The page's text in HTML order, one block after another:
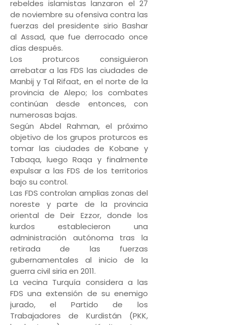
rebeldes islamistas lanzaron el 27
de noviembre su ofensiva contra las
fuerzas del presidente sirio Bashar
al Assad, que fue derrocado once
días después.
Los proturcos consiguieron
arrebatar a las FDS las ciudades de
Manbij y Tal Rifaat, en el norte de la
provincia de Alepo; los combates
continúan desde entonces, con
numerosas bajas.
Según Abdel Rahman, el próximo
objetivo de los grupos proturcos es
tomar las ciudades de Kobane y
Tabaqa, luego Raqa y finalmente
expulsar a las FDS de los territorios
bajo su control.
Las FDS controlan amplias zonas del
noreste y parte de la provincia
oriental de Deir Ezzor, donde los
kurdos establecieron una
administración autónoma tras la
retirada de las fuerzas
gubernamentales al inicio de la
guerra civil siria en 2011.
La vecina Turquía considera a las
FDS una extensión de su enemigo
jurado, el Partido de los
Trabajadores de Kurdistán (PKK,